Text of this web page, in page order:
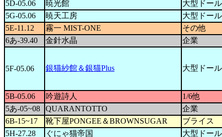
5D-05.06
暁光館
大型ドール
5G-05.06
暁天工房
大型ドール
5E-11.12
霧一 MIST-ONE
その他
6あ-39.40
金針水晶 企業
5F-05.06 銀猫紗館＆銀猫Plus 大型ドール
5B-05.06 吟遊詩人
1/6他
5あ-05~08
QUARANTOTTO
企業
6B-15~17
靴下屋PONGEE＆BROWNSUGAR
ブライス
5H-27.28
ぐにゃ猫帝国
大型ドール